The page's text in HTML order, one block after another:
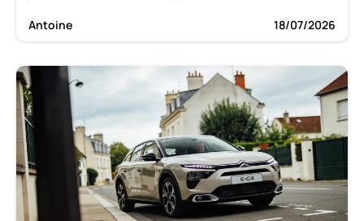
Antoine 18/07/2026